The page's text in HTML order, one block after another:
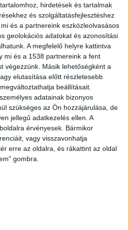
hirdetések és tartalmak
és szolgáltatásfejlesztéshez
és a partnereink eszközleolvasásos
geolokációs adatokat és azonosítási
A megfelelő helyre kattintva
mi és a 1538 partnereink a fent
végezzünk. Másik lehetőségként a
elutasítása előtt részletesebb
beállításait.
adatainak bizonyos
szükséges az Ön hozzájárulása, de
jellegű adatkezelés ellen. A
érvényesek. Bármikor
vagy visszavonhatja
erre az oldalra, és rákattint az oldal
gombra.
fejezetét Borbély Lénárd
május 26-i közösségi
el, amelyet a Csepeli
A városvezető arra kérte
a Csepel SC-t – amely a
szerint jelenleg a
a tulajdonában
azaz helyezze
A
hírportál legfrissebb híreit
A Facebookon már 700